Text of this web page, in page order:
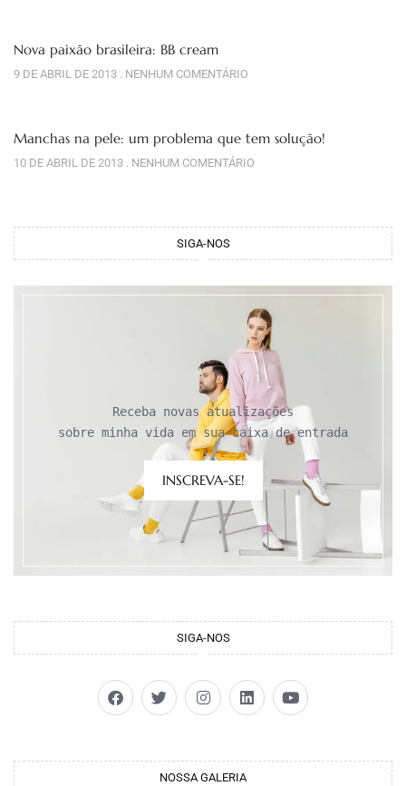
Nova paixão brasileira: BB cream
9 DE ABRIL DE 2013 NENHUM COMENTÁRIO
Manchas na pele: um problema que tem solução!
10 DE ABRIL DE 2013 NENHUM COMENTÁRIO
SIGA-NOS
Receba novas atualizações
sobre minha vida em sua caixa de entrada
INSCREVA-SE!
SIGA-NOS
NOSSA GALERIA